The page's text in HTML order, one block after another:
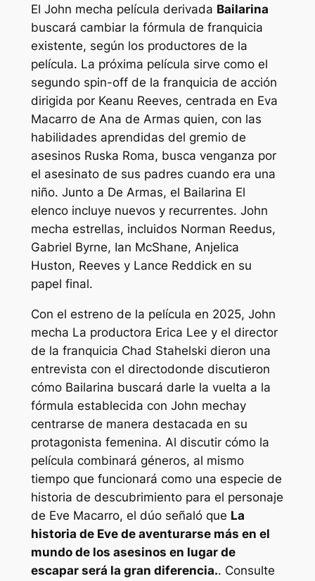
El John mecha película derivada Bailarina
buscará cambiar la fórmula de franquicia
existente, según los productores de la
película. La próxima película sirve como el
segundo spin-off de la franquicia de acción
dirigida por Keanu Reeves, centrada en Eva
Macarro de Ana de Armas quien, con las
habilidades aprendidas del gremio de
asesinos Ruska Roma, busca venganza por
el asesinato de sus padres cuando era una
niño. Junto a De Armas, el Bailarina El
elenco incluye nuevos y recurrentes. John
mecha estrellas, incluidos Norman Reedus,
Gabriel Byrne, Ian McShane, Anjelica
Huston, Reeves y Lance Reddick en su
papel final.
Con el estreno de la película en 2025, John
mecha La productora Erica Lee y el director
de la franquicia Chad Stahelski dieron una
entrevista con el directodonde discutieron
cómo Bailarina buscará darle la vuelta a la
fórmula establecida con John mechay
centrarse de manera destacada en su
protagonista femenina. Al discutir cómo la
película combinará géneros, al mismo
tiempo que funcionará como una especie de
historia de descubrimiento para el personaje
de Eve Macarro, el dúo señaló que La
historia de Eve de aventurarse más en el
mundo de los asesinos en lugar de
escapar será la gran diferencia.. Consulte